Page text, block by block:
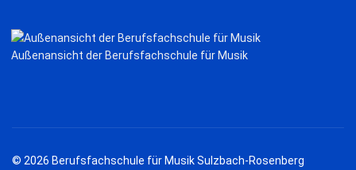
Außenansicht der Berufsfachschule für Musik
© 2026 Berufsfachschule für Musik Sulzbach-Rosenberg